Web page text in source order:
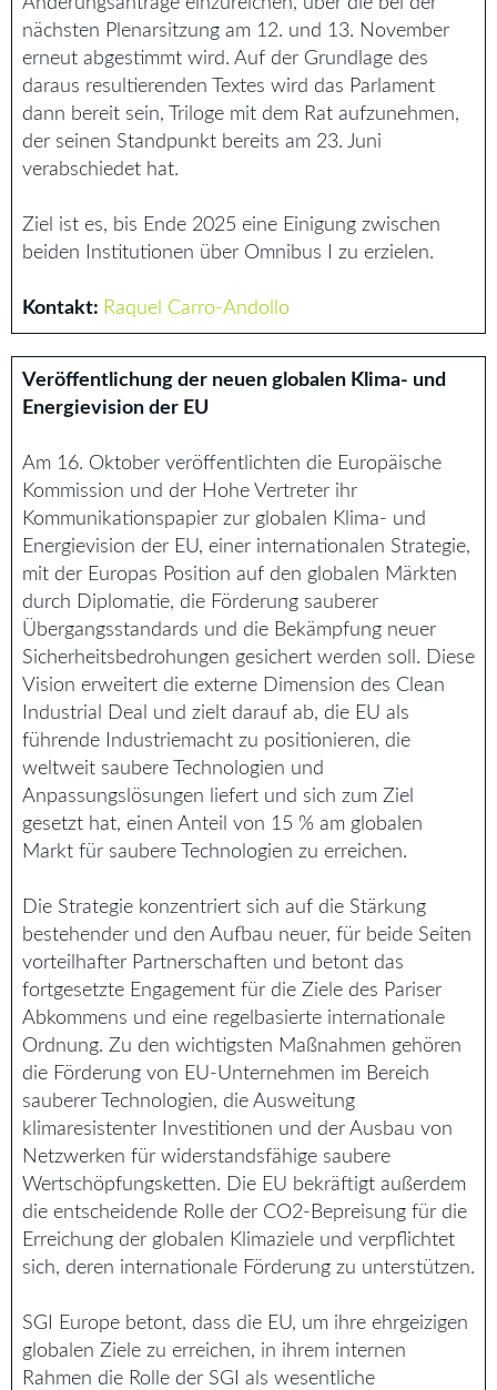
nächsten Plenarsitzung am 12. und 13. November
erneut abgestimmt wird. Auf der Grundlage des
daraus resultierenden Textes wird das Parlament
dann bereit sein, Triloge mit dem Rat aufzunehmen,
der seinen Standpunkt bereits am 23. Juni
verabschiedet hat.
Ziel ist es, bis Ende 2025 eine Einigung zwischen
beiden Institutionen über Omnibus I zu erzielen.
Kontakt: Raquel Carro-Andollo
Veröffentlichung der neuen globalen Klima- und
Energievision der EU
Am 16. Oktober veröffentlichten die Europäische
Kommission und der Hohe Vertreter ihr
Kommunikationspapier zur globalen Klima- und
Energievision der EU, einer internationalen Strategie,
mit der Europas Position auf den globalen Märkten
durch Diplomatie, die Förderung sauberer
Übergangsstandards und die Bekämpfung neuer
Sicherheitsbedrohungen gesichert werden soll. Diese
Vision erweitert die externe Dimension des Clean
Industrial Deal und zielt darauf ab, die EU als
führende Industriemacht zu positionieren, die
weltweit saubere Technologien und
Anpassungslösungen liefert und sich zum Ziel
gesetzt hat, einen Anteil von 15 % am globalen
Markt für saubere Technologien zu erreichen.
Die Strategie konzentriert sich auf die Stärkung
bestehender und den Aufbau neuer, für beide Seiten
vorteilhafter Partnerschaften und betont das
fortgesetzte Engagement für die Ziele des Pariser
Abkommens und eine regelbasierte internationale
Ordnung. Zu den wichtigsten Maßnahmen gehören
die Förderung von EU-Unternehmen im Bereich
sauberer Technologien, die Ausweitung
klimaresistenter Investitionen und der Ausbau von
Netzwerken für widerstandsfähige saubere
Wertschöpfungsketten. Die EU bekräftigt außerdem
die entscheidende Rolle der CO2-Bepreisung für die
Erreichung der globalen Klimaziele und verpflichtet
sich, deren internationale Förderung zu unterstützen.
SGI Europe betont, dass die EU, um ihre ehrgeizigen
globalen Ziele zu erreichen, in ihrem internen
Rahmen die Rolle der SGI als wesentliche